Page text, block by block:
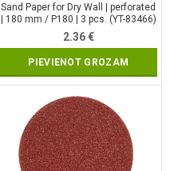
Sand Paper for Dry Wall | perforated
| 180 mm / P180 | 3 pcs. (YT-83466)
2.36€
PIEVIENOT GROZAM